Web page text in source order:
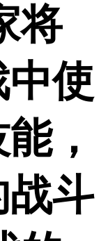
将
使
，
斗